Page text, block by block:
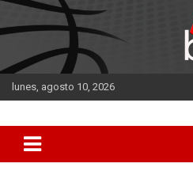
Saltar
al
contenido
lunes, agosto 10, 2026
DATA Basquet